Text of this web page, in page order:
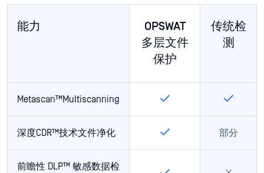
能力
OPSWAT
多层文件
保护
传统检
测
Metascan™Multiscanning
深度CDR™技术文件净化 部分
前瞻性 DLP™ 敏感数据检